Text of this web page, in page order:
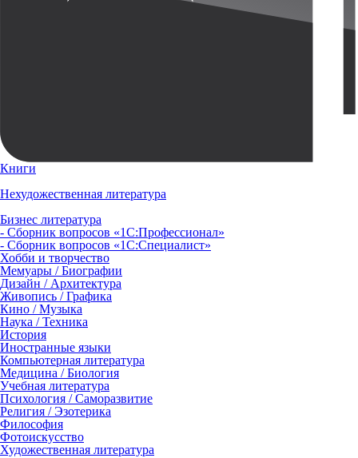
Книги
Нехудожественная литература
Бизнес литература
- Сборник вопросов «1С:Профессионал»
- Сборник вопросов «1С:Специалист»
Хобби и творчество
Мемуары / Биографии
Дизайн / Архитектура
Живопись / Графика
Кино / Музыка
Наука / Техника
История
Иностранные языки
Компьютерная литература
Медицина / Биология
Учебная литература
Психология / Саморазвитие
Религия / Эзотерика
Философия
Фотоискусство
Художественная литература